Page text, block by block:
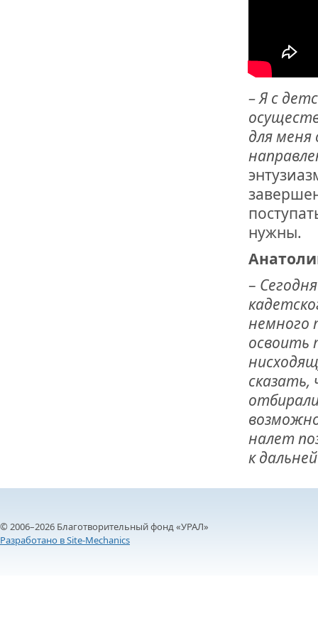
– Я с
для
нужны.
–
немного
освоить
сказать,
налет
к
© 2006–2026 Благотворительный фонд «УРАЛ»
Разработано в Site-Mechanics